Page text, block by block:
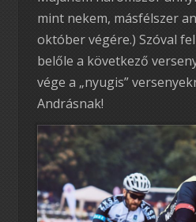
mint nekem, másfélszer
október végére.) Szóval
belőle a következő
vége a „nyugis”
Andrásnak!